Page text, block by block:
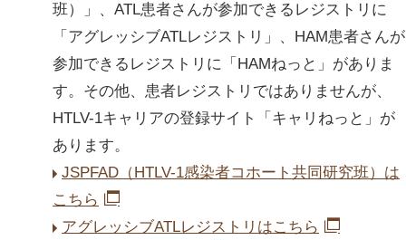
班）」、ATL患者さんが参加できるレジストリに
「アグレッシブATLレジストリ」、HAM患者さんが
参加できるレジストリに「HAMねっと」がありま
す。その他、患者レジストリではありませんが、
HTLV-1キャリアの登録サイト「キャリねっと」が
あります。
JSPFAD（HTLV-1感染者コホート共同研究班）は
こちら
アグレッシブATLレジストリはこちら